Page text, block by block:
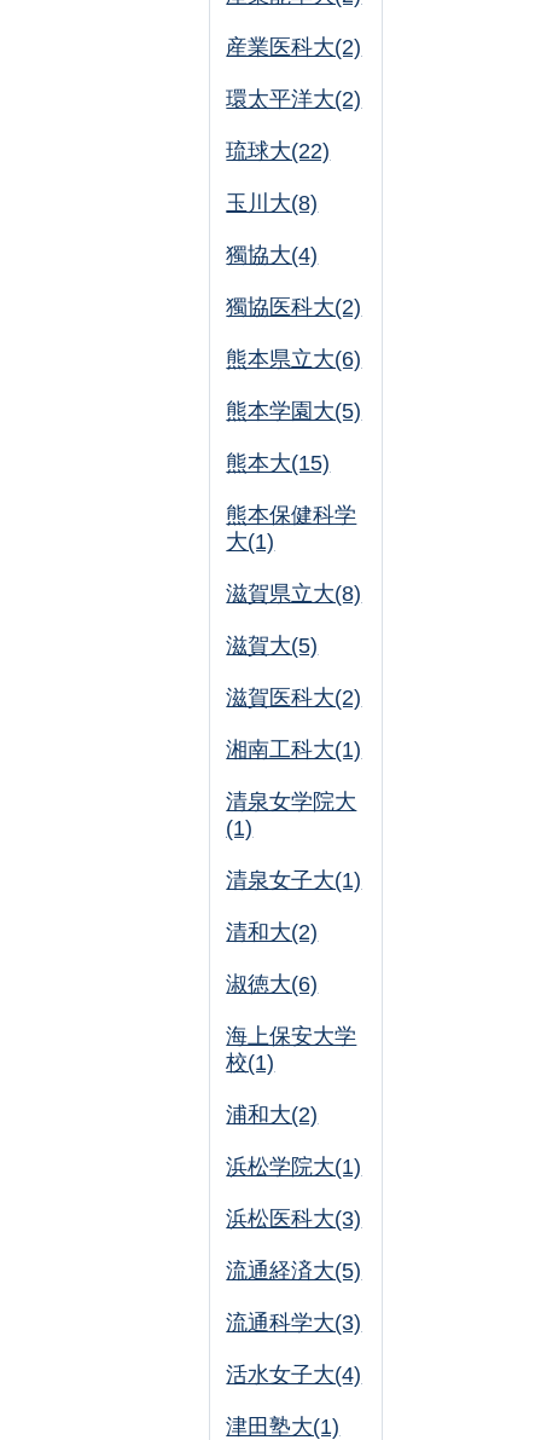
産業医科大(2)
環太平洋大(2)
琉球大(22)
玉川大(8)
獨協大(4)
獨協医科大(2)
熊本県立大(6)
熊本学園大(5)
熊本大(15)
熊本保健科学
大(1)
滋賀県立大(8)
滋賀大(5)
滋賀医科大(2)
湘南工科大(1)
清泉女学院大
(1)
清泉女子大(1)
清和大(2)
淑徳大(6)
海上保安大学
校(1)
浦和大(2)
浜松学院大(1)
浜松医科大(3)
流通経済大(5)
流通科学大(3)
活水女子大(4)
津田塾大(1)